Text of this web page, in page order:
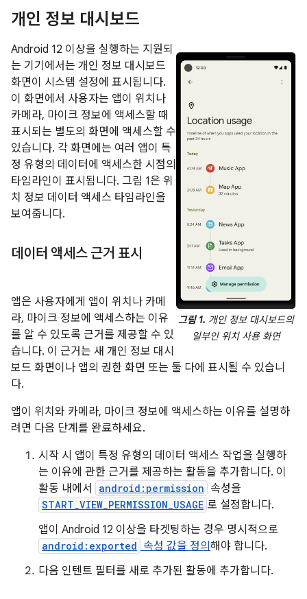
개인 정보 대시보드
그림 1. 개인 정보 대시보드의
일부인 위치 사용 화면
Android 12 이상을 실행하는 지원되
는 기기에서는 개인 정보 대시보드
화면이 시스템 설정에 표시됩니다.
이 화면에서 사용자는 앱이 위치나
카메라, 마이크 정보에 액세스할 때
표시되는 별도의 화면에 액세스할 수
있습니다. 각 화면에는 여러 앱이 특
정 유형의 데이터에 액세스한 시점의
타임라인이 표시됩니다. 그림 1은 위
치 정보 데이터 액세스 타임라인을
보여줍니다.
데이터 액세스 근거 표시
앱은 사용자에게 앱이 위치나 카메
라, 마이크 정보에 액세스하는 이유
를 알 수 있도록 근거를 제공할 수 있
습니다. 이 근거는 새 개인 정보 대시
보드 화면이나 앱의 권한 화면 또는 둘 다에 표시될 수 있습니
다.
앱이 위치와 카메라, 마이크 정보에 액세스하는 이유를 설명하
려면 다음 단계를 완료하세요.
시작 시 앱이 특정 유형의 데이터 액세스 작업을 실행하
는 이유에 관한 근거를 제공하는 활동을 추가합니다. 이
활동 내에서
android:permission 속성을
START_VIEW_PERMISSION_USAGE 로 설정합니다.
앱이 Android 12 이상을 타겟팅하는 경우 명시적으로
android:exported 속성 값을 정의 해야 합니다.
다음 인텐트 필터를 새로 추가된 활동에 추가합니다.